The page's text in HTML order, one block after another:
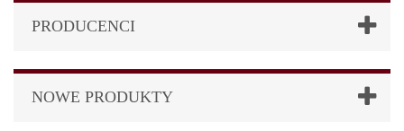
PRODUCENCI
NOWE PRODUKTY